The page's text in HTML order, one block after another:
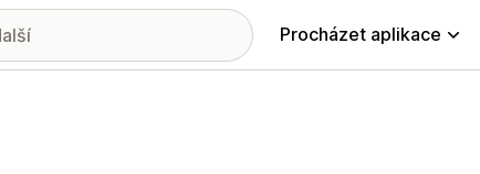
Procházet aplikace